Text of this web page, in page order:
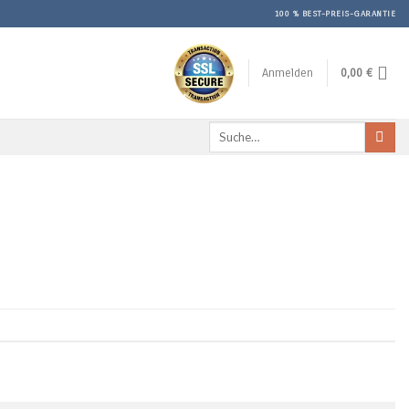
100 % BEST-PREIS-GARANTIE
Anmelden 0,00 €
Suche